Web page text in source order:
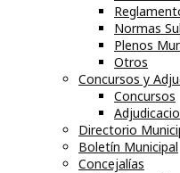
Normas
Plenos
Otros
Concursos y
Concursos
Directorio
Boletín Municipal
Concejalías